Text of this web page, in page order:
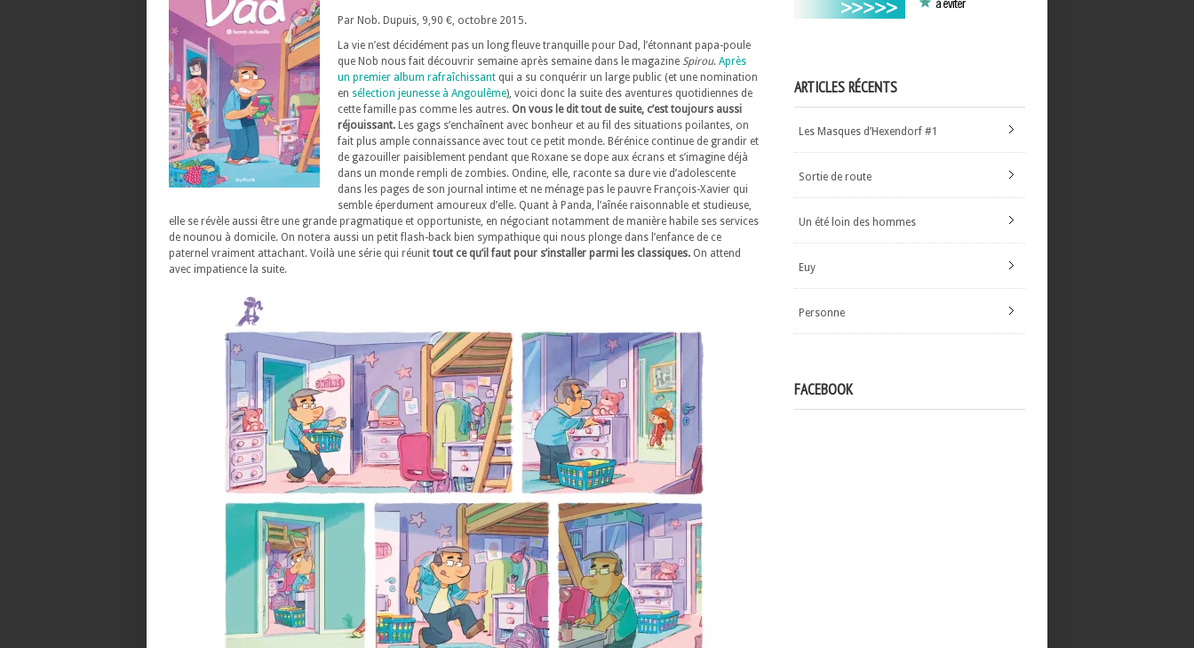
Par Nob. Dupuis, 9,90 €, octobre 2015.
La vie n’est décidément pas un long fleuve tranquille pour Dad, l’étonnant papa-poule
que Nob nous fait découvrir semaine après semaine dans le magazine Spirou. Après
un premier album rafraîchissant qui a su conquérir un large public (et une nomination
en sélection jeunesse à Angoulême), voici donc la suite des aventures quotidiennes de
cette famille pas comme les autres. On vous le dit tout de suite, c’est toujours aussi
réjouissant. Les gags s’enchaînent avec bonheur et au fil des situations poilantes, on
fait plus ample connaissance avec tout ce petit monde. Bérénice continue de grandir et
de gazouiller paisiblement pendant que Roxane se dope aux écrans et s’imagine déjà
dans un monde rempli de zombies. Ondine, elle, raconte sa dure vie d’adolescente
dans les pages de son journal intime et ne ménage pas le pauvre François-Xavier qui
semble éperdument amoureux d’elle. Quant à Panda, l’aînée raisonnable et studieuse,
elle se révèle aussi être une grande pragmatique et opportuniste, en négociant notamment de manière habile ses services
de nounou à domicile. On notera aussi un petit flash-back bien sympathique qui nous plonge dans l’enfance de ce
paternel vraiment attachant. Voilà une série qui réunit tout ce qu’il faut pour s’installer parmi les classiques. On attend
avec impatience la suite.
ARTICLES RÉCENTS
Les Masques d’Hexendorf #1
Sortie de route
Un été loin des hommes
Euy
Personne
FACEBOOK